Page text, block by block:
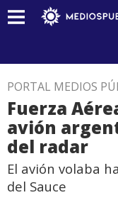
PORTAL MEDIOS
Fuerza
avión
del radar
El avión volaba
del Sauce